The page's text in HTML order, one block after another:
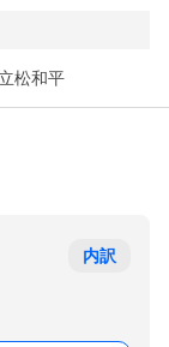
松和平
内訳